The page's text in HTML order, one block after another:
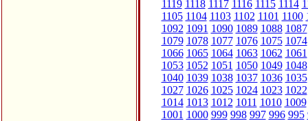
1119 1118 1117 1116 1115 1114
1105 1104 1103 1102 1101 1100
1092 1091 1090 1089 1088 1087
1079 1078 1077 1076 1075 1074
1066 1065 1064 1063 1062 1061
1053 1052 1051 1050 1049 1048
1040 1039 1038 1037 1036 1035
1027 1026 1025 1024 1023 1022
1014 1013 1012 1011 1010 1009
1001 1000 999 998 997 996 995